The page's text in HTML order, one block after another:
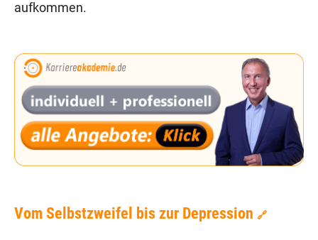
aufkommen.
Vom Selbstzweifel bis zur Depression 🔗